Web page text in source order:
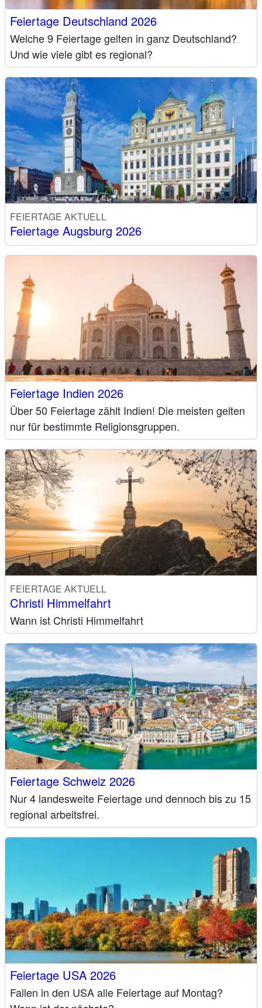
Feiertage Deutschland 2026
Welche 9 Feiertage gelten in ganz Deutschland?
Und wie viele gibt es regional?
FEIERTAGE AKTUELL
Feiertage Augsburg 2026
Feiertage Indien 2026
Über 50 Feiertage zählt Indien! Die meisten gelten
nur für bestimmte Religionsgruppen.
FEIERTAGE AKTUELL
Christi Himmelfahrt
Wann ist Christi Himmelfahrt
Feiertage Schweiz 2026
Nur 4 landesweite Feiertage und dennoch bis zu 15
regional arbeitsfrei.
Feiertage USA 2026
Fallen in den USA alle Feiertage auf Montag?